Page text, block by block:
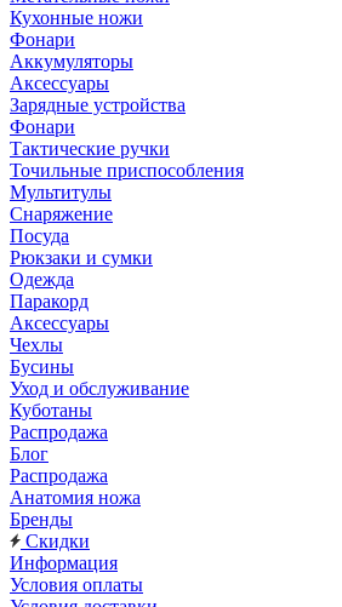
Кухонные ножи
Фонари
Аккумуляторы
Аксессуары
Зарядные устройства
Фонари
Тактические ручки
Точильные приспособления
Мультитулы
Снаряжение
Посуда
Рюкзаки и сумки
Одежда
Паракорд
Аксессуары
Чехлы
Бусины
Уход и обслуживание
Куботаны
Распродажа
Блог
Распродажа
Анатомия ножа
Бренды
Скидки
Информация
Условия оплаты